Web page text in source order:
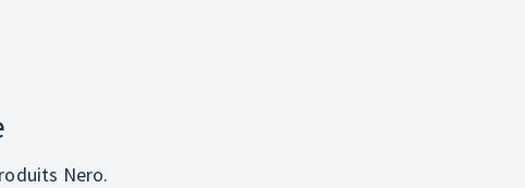
Nero.